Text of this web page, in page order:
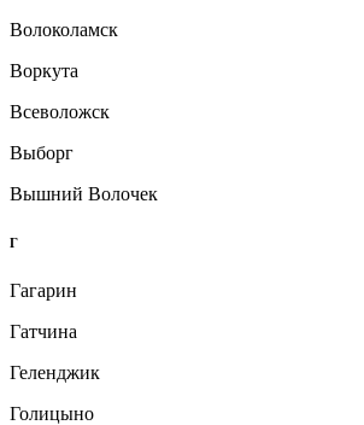
Волоколамск
Воркута
Всеволожск
Выборг
Вышний Волочек
Г
Гагарин
Гатчина
Геленджик
Голицыно